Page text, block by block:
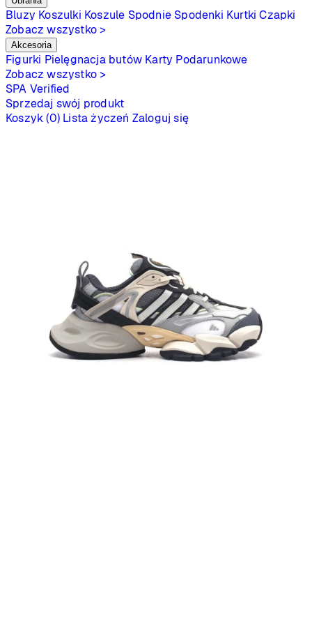
Bluzy Koszulki Koszule Spodnie Spodenki Kurtki Czapki
Zobacz wszystko >
Akcesoria
Figurki Pielęgnacja butów Karty Podarunkowe
Zobacz wszystko >
SPA Verified
Sprzedaj swój produkt
Koszyk (0) Lista życzeń Zaloguj się